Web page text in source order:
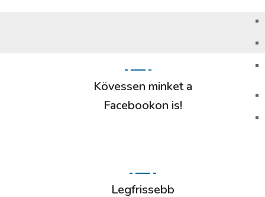
Kövessen minket a
Facebookon is!
Legfrissebb